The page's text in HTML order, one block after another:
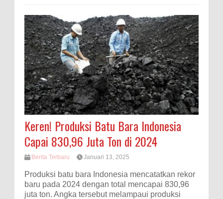
Keren! Produksi Batu Bara Indonesia
Capai 830,96 Juta Ton di 2024
Berita Terbaru Januari 13, 2025
Produksi batu bara Indonesia mencatatkan rekor
baru pada 2024 dengan total mencapai 830,96
juta ton. Angka tersebut melampaui produksi